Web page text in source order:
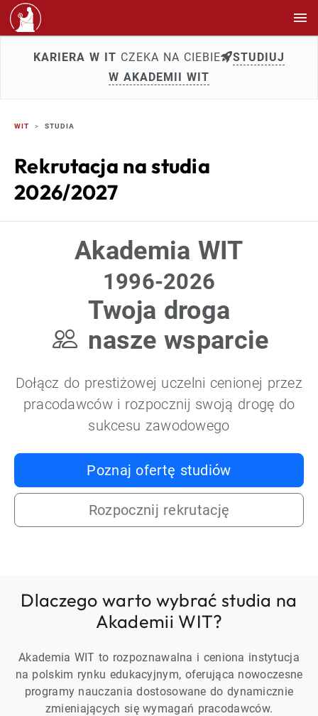
KARIERA W IT CZEKA NA CIEBIE
STUDIUJ
W AKADEMII WIT
WIT STUDIA
Rekrutacja na studia
2026/2027
Akademia WIT
1996-2026
Twoja droga
nasze wsparcie
Dołącz do prestiżowej uczelni cenionej przez
pracodawców i rozpocznij swoją drogę do
sukcesu zawodowego
Poznaj ofertę studiów
Rozpocznij rekrutację
Dlaczego warto wybrać studia na
Akademii WIT?
Akademia WIT to rozpoznawalna i ceniona instytucja
na polskim rynku edukacyjnym, oferująca nowoczesne
programy nauczania dostosowane do dynamicznie
zmieniających się wymagań pracodawców.